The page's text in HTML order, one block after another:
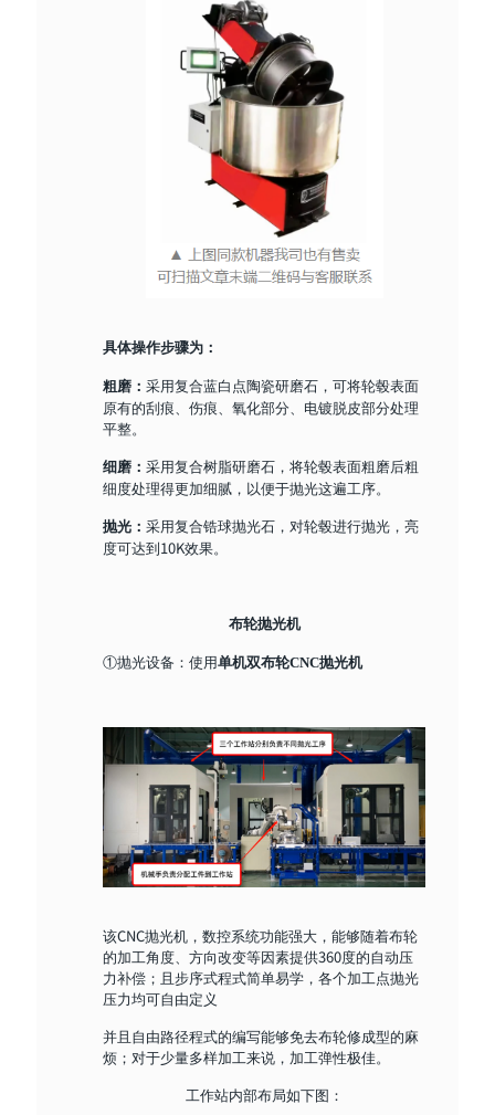
具体操作步骤为：
粗磨： 采用复合蓝白点陶瓷研磨石，可将轮毂表面
原有的刮痕、伤痕、氧化部分、电镀脱皮部分处理
平整。
细磨： 采用复合树脂研磨石，将轮毂表面粗磨后粗
细度处理得更加细腻，以便于抛光这遍工序。
抛光： 采用复合锆球抛光石，对轮毂进行抛光，亮
度可达到10K效果。
布轮抛光机
①抛光设备：使用单机双布轮CNC抛光机
该CNC抛光机，数控系统功能强大，能够随着布轮
的加工角度、方向改变等因素提供360度的自动压
力补偿；且步序式程式简单易学，各个加工点抛光
压力均可自由定义
并且自由路径程式的编写能够免去布轮修成型的麻
烦；对于少量多样加工来说，加工弹性极佳。
工作站内部布局如下图：